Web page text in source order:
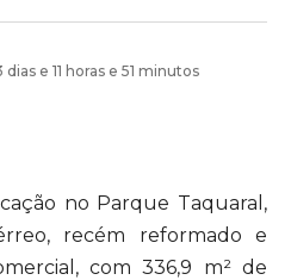
dias e 11 horas e 51 minutos
no Parque Taquaral,
recém reformado e
com 336,9 m² de